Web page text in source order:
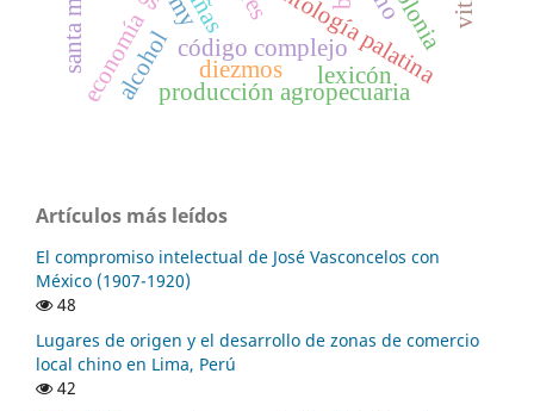
antología palatina
código complejo
economía
diezmos
producción agropecuaria
lexicón
alcohol
Artículos más leídos
El compromiso intelectual de José Vasconcelos con
México (1907-1920)
48
Lugares de origen y el desarrollo de zonas de comercio
local chino en Lima, Perú
42